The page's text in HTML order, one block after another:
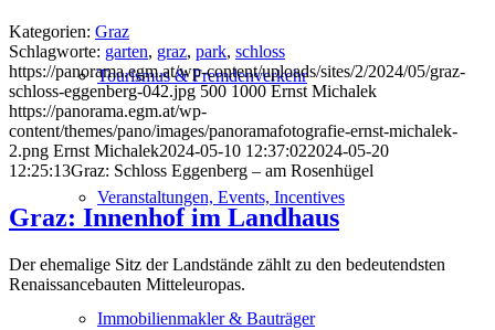
Tourismus & Fremdenverkehr
Veranstaltungen, Events, Incentives
Immobilienmakler & Bauträger
Kategorien: Graz
Schlagworte: garten, graz, park, schloss
https://panorama.egm.at/wp-content/uploads/sites/2/2024/05/graz-
schloss-eggenberg-042.jpg 500 1000 Ernst Michalek
https://panorama.egm.at/wp-
content/themes/pano/images/panoramafotografie-ernst-michalek-
2.png Ernst Michalek2024-05-10 12:37:022024-05-20
12:25:13Graz: Schloss Eggenberg – am Rosenhügel
Graz: Innenhof im Landhaus
Der ehemalige Sitz der Landstände zählt zu den bedeutendsten
Renaissancebauten Mitteleuropas.